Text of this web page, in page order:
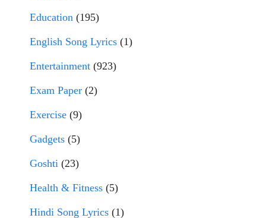
Education (195)
English Song Lyrics (1)
Entertainment (923)
Exam Paper (2)
Exercise (9)
Gadgets (5)
Goshti (23)
Health & Fitness (5)
Hindi Song Lyrics (1)